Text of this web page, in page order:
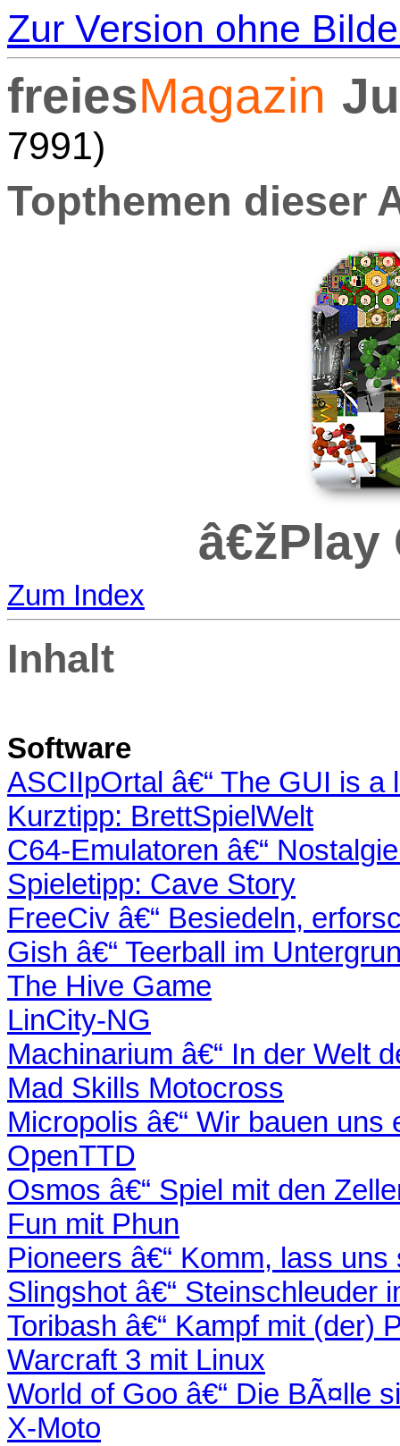
Zur Version ohne
freiesMagazin
7991)
Topthemen dieser
Zum Index
Inhalt
Software
ASCIIpOrtal â€“ The GUI is a
Kurztipp: BrettSpielWelt
C64-Emulatoren â€“
Spieletipp: Cave Story
FreeCiv â€“ Besiedeln,
Gish â€“ Teerball im
The Hive Game
LinCity-NG
Machinarium â€“ In der Welt
Mad Skills Motocross
Micropolis â€“ Wir bauen uns
OpenTTD
Osmos â€“ Spiel mit den
Fun mit Phun
Pioneers â€“ Komm, lass uns
Slingshot â€“ Steinschleuder
Toribash â€“ Kampf mit (der)
Warcraft 3 mit Linux
World of Goo â€“ Die BÃ¤lle
X-Moto